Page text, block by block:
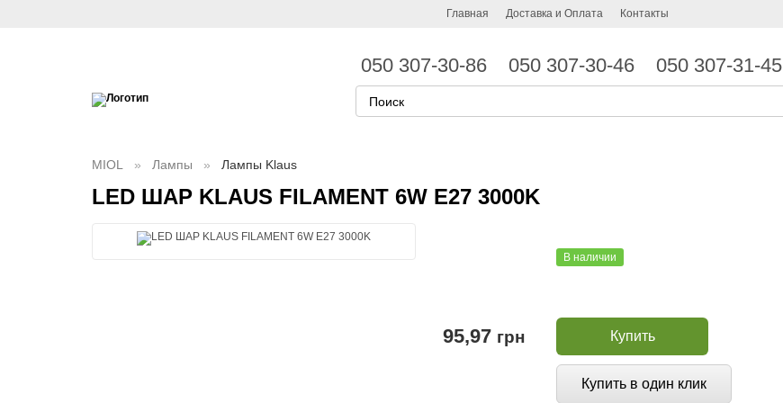
Главная Доставка и Оплата Контакты
050 307-30-86 050 307-30-46 050 307-31-45
MIOL Лампы Лампы Klaus
LED ШАР KLAUS FILAMENT 6W E27 3000K
В наличии
95,97 грн Купить
Купить в один клик